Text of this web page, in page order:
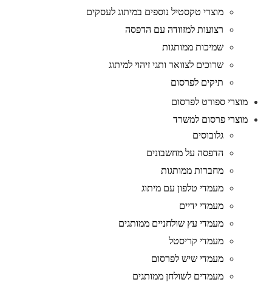
מוצרי טקסטיל נוספים במיתוג לעסקים
רצועות למזוודה עם הדפסה
שמיכות ממותגות
שרוכים לצוואר ותגי זיהוי למיתוג
תיקים לפרסום
מוצרי ספורט לפרסום
מוצרי פרסום למשרד
גלובוסים
הדפסה על מחשבונים
מחברות ממותגות
מעמדי טלפון עם מיתוג
מעמדי ידיים
מעמדי עץ שולחניים ממותגים
מעמדי קריסטל
מעמדי שיש לפרסום
מעמדים לשולחן ממותגים